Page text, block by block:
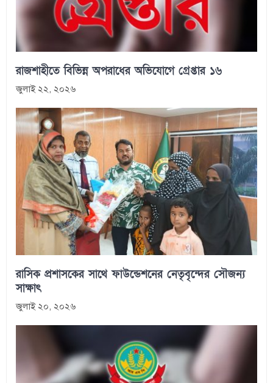
রাজশাহীতে বিভিন্ন অপরাধের অভিযোগে গ্রেপ্তার ১৬
জুলাই ২২, ২০২৬
রাসিক প্রশাসকের সাথে ফাউন্ডেশনের নেতৃবৃন্দের সৌজন্য
সাক্ষাৎ
জুলাই ২০, ২০২৬